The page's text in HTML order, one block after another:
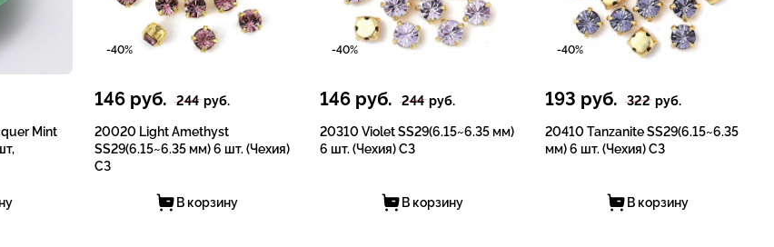
Mint
-40%
146 руб. 244руб.
20020 Light Amethyst
SS29(6.15~6.35 мм) 6 шт. (Чехия)
СЗ
В корзину
-40%
146 руб. 244руб.
20310 Violet SS29(6.15~6.35 мм)
6 шт. (Чехия) СЗ
В корзину
-40%
193 руб. 322 руб.
20410 Tanzanite SS29(6.15~6.35
мм) 6 шт. (Чехия) СЗ
В корзину